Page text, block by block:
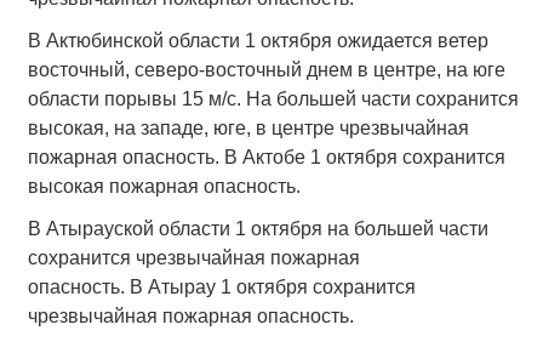
В Актюбинской области 1 октября ожидается ветер
восточный, северо-восточный днем в центре, на юге
области порывы 15 м/с. На большей части сохранится
высокая, на западе, юге, в центре чрезвычайная
пожарная опасность. В Актобе 1 октября сохранится
высокая пожарная опасность.
В Атырауской области 1 октября на большей части
сохранится чрезвычайная пожарная
опасность. В Атырау 1 октября сохранится
чрезвычайная пожарная опасность.